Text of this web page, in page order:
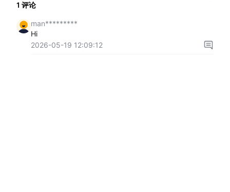
1 评论
man*********
Hi
2026-05-19 12:09:12